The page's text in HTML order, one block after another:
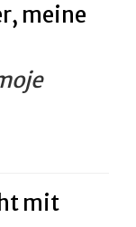
meine
mit